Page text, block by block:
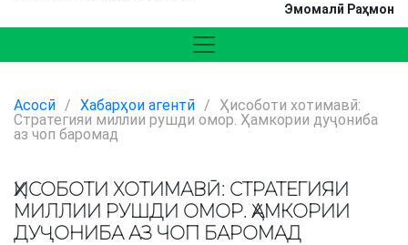
Эмомалӣ Раҳмон
Асосӣ / Хабарҳои агентӣ /
Ҳисоботи хотимавӣ:
Стратегияи миллии рушди омор. Ҳамкории дуҷониба
аз чоп баромад
ҲИСОБОТИ ХОТИМАВӢ: СТРАТЕГИЯИ
МИЛЛИИ РУШДИ ОМОР. ҲАМКОРИИ
ДУҶОНИБА АЗ ЧОП БАРОМАД